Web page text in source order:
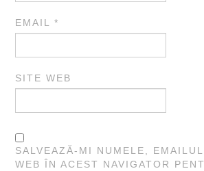
EMAIL*
SITE WEB
SALVEAZĂ-MI NUMELE,
WEB ÎN ACEST NAVIGATOR